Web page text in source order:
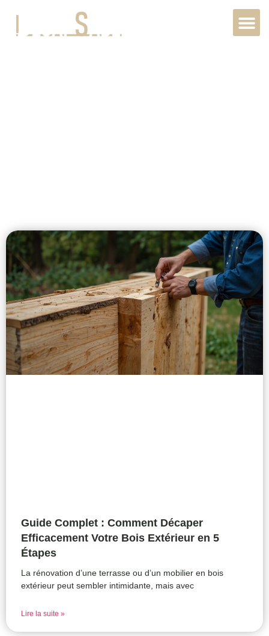
Guide Complet : Comment Décaper
Efficacement Votre Bois Extérieur en 5
Étapes
La rénovation d’une terrasse ou d’un mobilier en bois
extérieur peut sembler intimidante, mais avec
Lire la suite »